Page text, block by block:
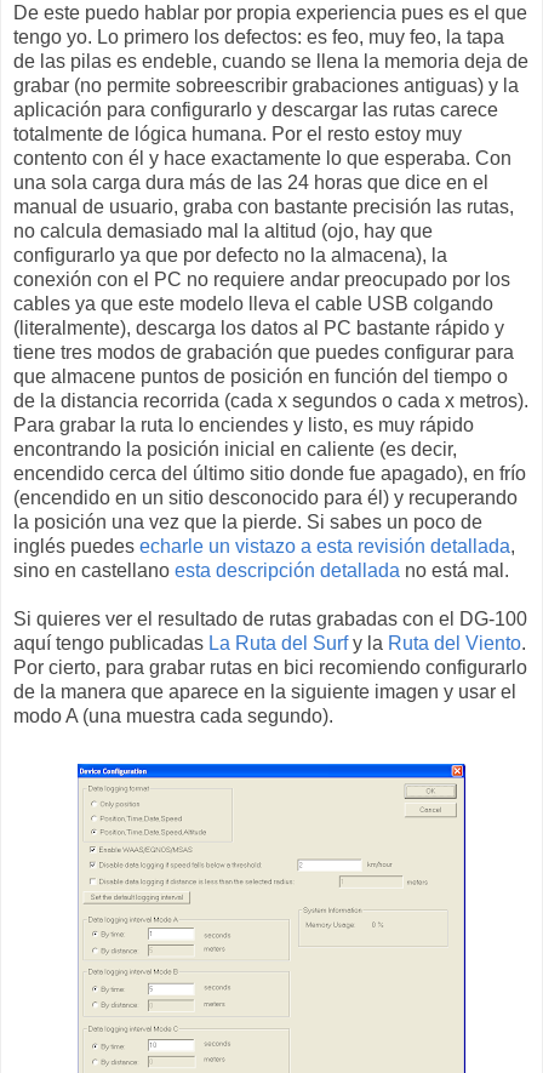
De este puedo hablar por propia experiencia pues es el que
tengo yo. Lo primero los defectos: es feo, muy feo, la tapa
de las pilas es endeble, cuando se llena la memoria deja de
grabar (no permite sobreescribir grabaciones antiguas) y la
aplicación para configurarlo y descargar las rutas carece
totalmente de lógica humana. Por el resto estoy muy
contento con él y hace exactamente lo que esperaba. Con
una sola carga dura más de las 24 horas que dice en el
manual de usuario, graba con bastante precisión las rutas,
no calcula demasiado mal la altitud (ojo, hay que
configurarlo ya que por defecto no la almacena), la
conexión con el PC no requiere andar preocupado por los
cables ya que este modelo lleva el cable USB colgando
(literalmente), descarga los datos al PC bastante rápido y
tiene tres modos de grabación que puedes configurar para
que almacene puntos de posición en función del tiempo o
de la distancia recorrida (cada x segundos o cada x metros).
Para grabar la ruta lo enciendes y listo, es muy rápido
encontrando la posición inicial en caliente (es decir,
encendido cerca del último sitio donde fue apagado), en frío
(encendido en un sitio desconocido para él) y recuperando
la posición una vez que la pierde. Si sabes un poco de
inglés puedes echarle un vistazo a esta revisión detallada,
sino en castellano esta descripción detallada no está mal.
Si quieres ver el resultado de rutas grabadas con el DG-100
aquí tengo publicadas La Ruta del Surfy la Ruta del Viento.
Por cierto, para grabar rutas en bici recomiendo configurarlo
de la manera que aparece en la siguiente imagen y usar el
modo A (una muestra cada segundo).